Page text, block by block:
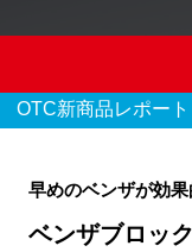
OTC新商品レポート
早めのベンザが効果
ベンザブロッ